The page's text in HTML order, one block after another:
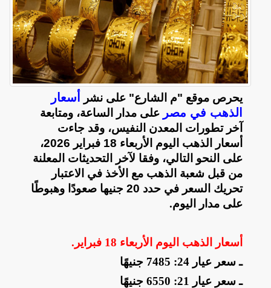
يحرص موقع "م الشارع" على نشر
أسعار
الذهب في مصر على مدار الساعة، ومتابعة
آخر تطورات المعدن النفيس، وقد جاءت
أسعار الذهب اليوم الأربعاء 18 فبراير 2026،
على النحو التالي، وفقا لآخر التحديثات المعلنة
من قبل شعبة الذهب مع الأخذ في الاعتبار
تحريك السعر في حدد 20 جنيها صعودًا وهبوطًا
على مدار اليوم.
أسعار الذهب اليوم الأربعاء 18 فبراير
.
ـ سعر عيار 24: 7485 جنيهًا
ـ سعر عيار 21: 6550 جنيهًا